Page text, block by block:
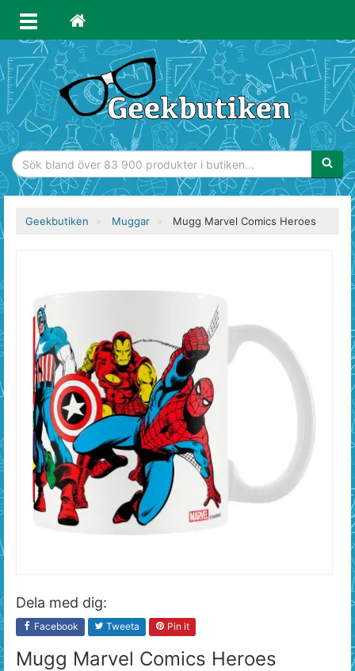
Geekbutiken Muggar Mugg Marvel Comics Heroes
Dela med dig:
Facebook Tweeta Pin it
Mugg Marvel Comics Heroes